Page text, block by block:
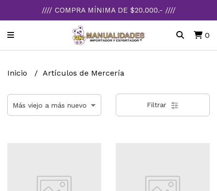
//// COMPRA MÍNIMA DE $20.000.- ////
0
Inicio Artículos de Mercería
Filtrar